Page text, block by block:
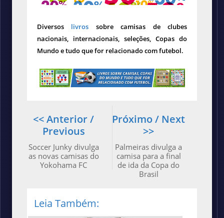
Diversos livros sobre camisas de clubes
nacionais, internacionais, seleções, Copas do
Mundo e tudo que for relacionado com futebol.
Próximo / Next
>>
Palmeiras divulga a
camisa para a final
de ida da Copa do
Brasil
<< Anterior /
Previous
Soccer Junky divulga
as novas camisas do
Yokohama FC
Leia Também: